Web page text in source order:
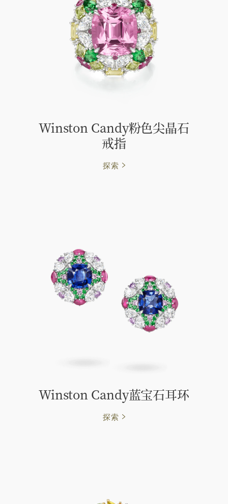
Winston Candy粉色尖晶石
戒指
探索
Winston Candy蓝宝石耳环
探索